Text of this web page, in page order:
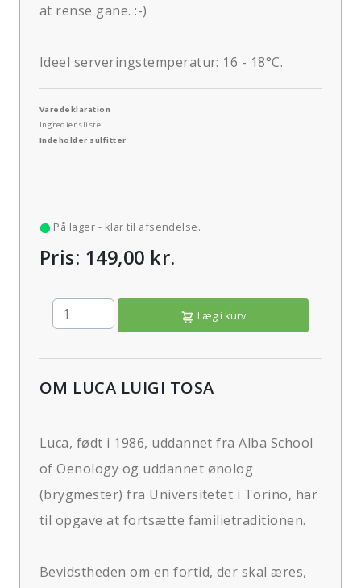
at rense gane. :-)
Ideel serveringstemperatur: 16 - 18°C.
Varedeklaration
Ingrediensliste:
Indeholder sulfitter
På lager - klar til afsendelse.
Pris: 149,00 kr.
Læg i kurv
OM LUCA LUIGI TOSA
Luca, født i 1986, uddannet fra Alba School
of Oenology og uddannet ønolog
(brygmester) fra Universitetet i Torino, har
til opgave at fortsætte familietraditionen.
Bevidstheden om en fortid, der skal æres,